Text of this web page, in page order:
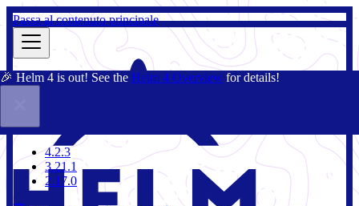
Passa al contenuto principale
🎉 Helm 4 is out! See the Helm 4 Overview for details!
3.21.1
4.2.3
3.21.1
2.17.0